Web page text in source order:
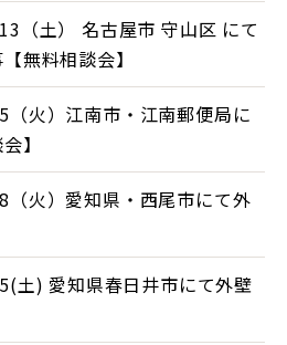
（土） 名古屋市 守山区 にて
無料相談会】
（火）江南市・江南郵便局に
】
（火）愛知県・西尾市にて外
土) 愛知県春日井市にて外壁